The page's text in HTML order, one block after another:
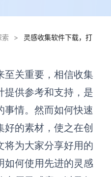
辑
索 >
灵感收集软件下载，打
关重要， 相信收集
提供参考和支持，是
情。 然而如何快速
好的素材，使之在创
将为大家分享好用的
如何使用先进的灵感